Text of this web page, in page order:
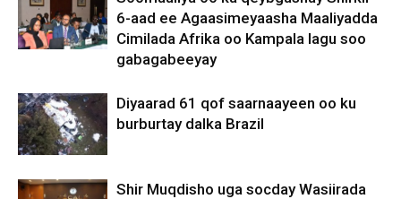
6-aad ee Agaasimeyaasha Maaliyadda
Cimilada Afrika oo Kampala lagu soo
gabagabeeyay
Diyaarad 61 qof saarnaayeen oo ku
burburtay dalka Brazil
Shir Muqdisho uga socday Wasiirada